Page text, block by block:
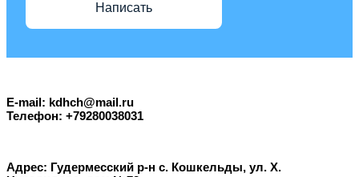
Написать
E-mail: kdhch@mail.ru
Телефон: +79280038031
Адрес: Гудермесский р-н с. Кошкельды, ул. Х.